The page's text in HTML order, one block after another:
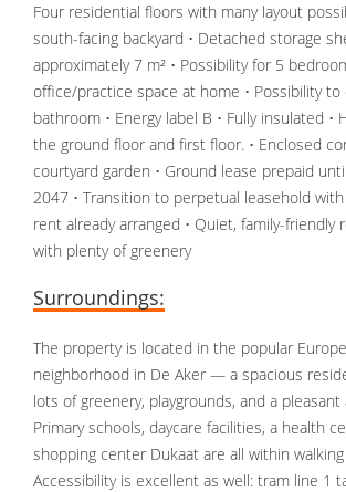
Four residential floors with many layout
south-facing backyard • Detached storage
approximately 7 m² • Possibility for 5
office/practice space at home • Possibility
bathroom • Energy label B • Fully insulated •
the ground floor and first floor. • Enclosed
courtyard garden • Ground lease prepaid
2047 • Transition to perpetual leasehold
rent already arranged • Quiet, family-friendly
with plenty of greenery
Surroundings:
The property is located in the popular
neighborhood in De Aker — a spacious
lots of greenery, playgrounds, and a
Primary schools, daycare facilities, a health
shopping center Dukaat are all within
Accessibility is excellent as well: tram line 1